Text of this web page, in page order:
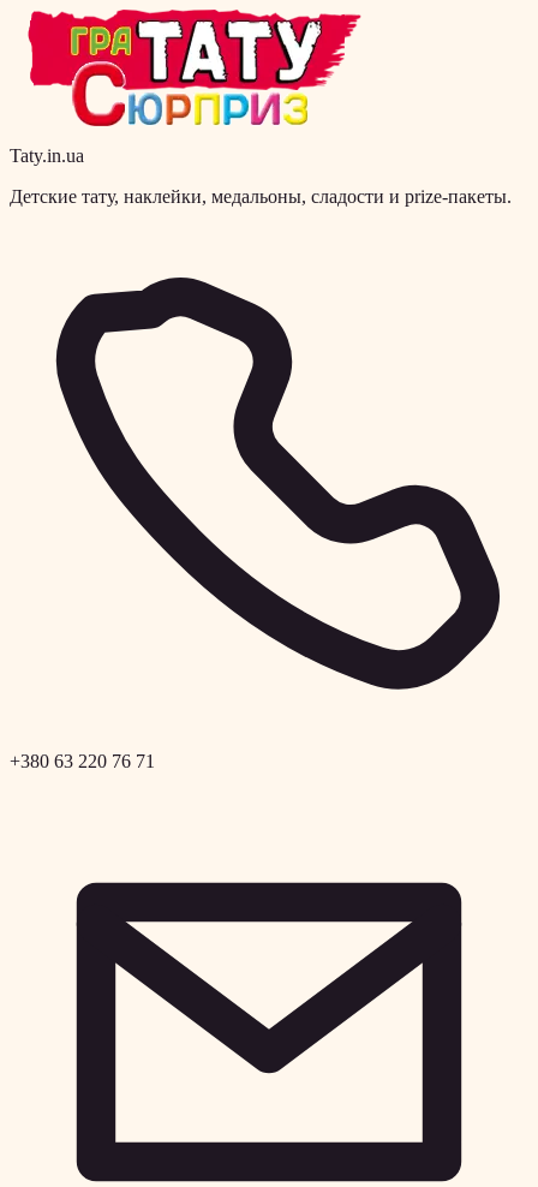
Taty.in.ua
Детские тату, наклейки, медальоны, сладости и prize-пакеты.
+380 63 220 76 71